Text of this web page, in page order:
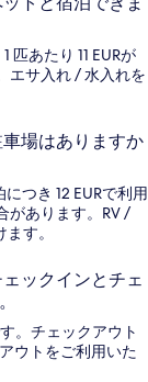
匹あたり 11 EURが
エサ入れ / 水入れを
場はありますか
つき 12 EURで利用
があります。RV /
す。
ックインとチェ
。チェックアウト
ウトをご利用いた